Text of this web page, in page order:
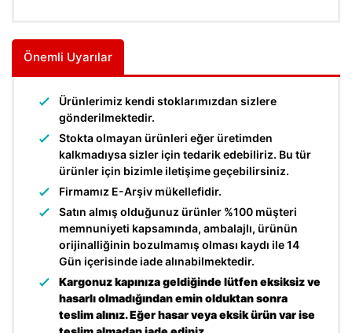
Önemli Uyarılar
Ürünlerimiz kendi stoklarımızdan sizlere
gönderilmektedir.
Stokta olmayan ürünleri eğer üretimden
kalkmadıysa sizler için tedarik edebiliriz. Bu tür
ürünler için bizimle iletişime geçebilirsiniz.
Firmamız E-Arşiv mükellefidir.
Satın almış olduğunuz ürünler %100 müşteri
memnuniyeti kapsamında, ambalajlı, ürünün
orijinalliğinin bozulmamış olması kaydı ile 14
Gün içerisinde iade alınabilmektedir.
Kargonuz kapınıza geldiğinde lütfen eksiksiz ve
hasarlı olmadığından emin olduktan sonra
teslim alınız. Eğer hasar veya eksik ürün var ise